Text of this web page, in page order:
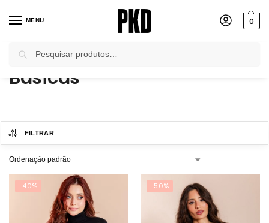
MENU 0
Início / Blusas e Bodies / Básicas
Básicas
FILTRAR
-40% -50%